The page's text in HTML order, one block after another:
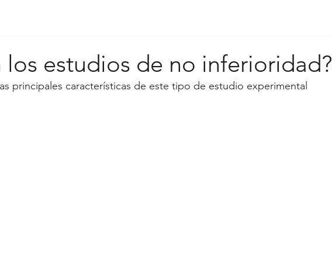
los estudios de no inferioridad?
principales características de este tipo de estudio experimental